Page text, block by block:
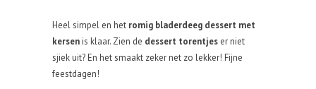
Heel simpel en het romig bladerdeeg dessert met
kersenis klaar. Zien de dessert torentjes er niet
sjiek uit? En het smaakt zeker net zo lekker! Fijne
feestdagen!